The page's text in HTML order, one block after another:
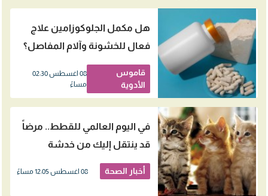
هل مكمل الجلوكوزامين علاج
فعال للخشونة وآلام المفاصل؟
قاموس
الأدوية
08 اغسطس 02:30
مساءً
في اليوم العالمي للقطط.. مرضاً
قد ينتقل إليك من خدشة
بسيطة
أخبار الصحة 08 اغسطس 12:05 مساءً